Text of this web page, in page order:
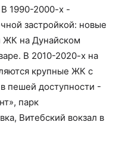
1990-2000-х -
застройкой: новые
ЖК на Дунайском
В 2010-2020-х на
крупные ЖК с
пешей доступности -
парк
Витебский вокзал в